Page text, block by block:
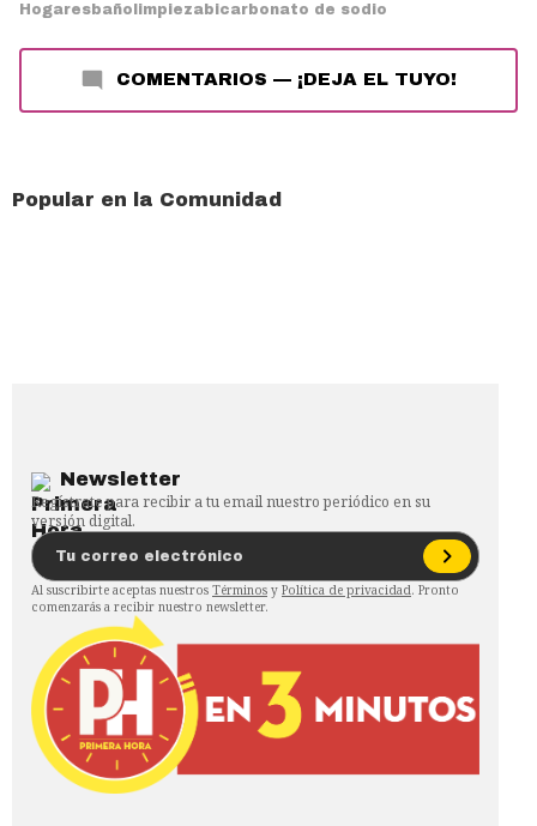
Hogares baño limpieza bicarbonato de sodio
COMENTARIOS — ¡DEJA EL TUYO!
Popular en la Comunidad
Newsletter
Regístrate para recibir a tu email nuestro periódico en su
versión digital.
Al suscribirte aceptas nuestros Términos y Política de privacidad. Pronto
comenzarás a recibir nuestro newsletter.